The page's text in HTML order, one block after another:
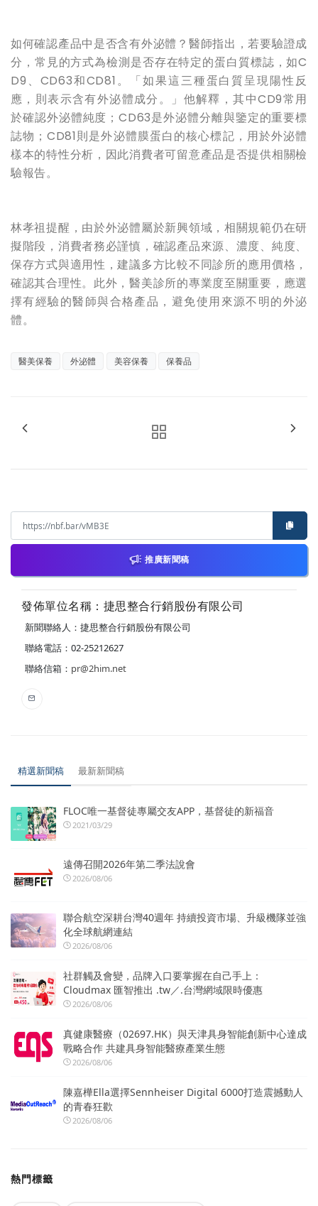
如何確認產品中是否含有外泌體？醫師指出，若要驗證成
分，常見的方式為檢測是否存在特定的蛋白質標誌，如C
D9、CD63和CD81。「如果這三種蛋白質呈現陽性反
應，則表示含有外泌體成分。」他解釋，其中CD9常用
於確認外泌體純度；CD63是外泌體分離與鑒定的重要標
誌物；CD81則是外泌體膜蛋白的核心標記，用於外泌體
樣本的特性分析，因此消費者可留意產品是否提供相關檢
驗報告。
林孝祖提醒，由於外泌體屬於新興領域，相關規範仍在研
擬階段，消費者務必謹慎，確認產品來源、濃度、純度、
保存方式與適用性，建議多方比較不同診所的應用價格，
確認其合理性。此外，醫美診所的專業度至關重要，應選
擇有經驗的醫師與合格產品，避免使用來源不明的外泌
體。
醫美保養 外泌體 美容保養 保養品
推廣新聞稿
發佈單位名稱：捷思整合行銷股份有限公司
新聞聯絡人：捷思整合行銷股份有限公司
聯絡電話：02-25212627
聯絡信箱： pr@2him.net
精選新聞稿 最新新聞稿
FLOC唯一基督徒專屬交友APP，基督徒的新福音
2021/03/29
遠傳召開2026年第二季法說會
2026/08/06
聯合航空深耕台灣40週年 持續投資市場、升級機隊並強
化全球航網連結
2026/08/06
社群觸及會變，品牌入口要掌握在自己手上：
Cloudmax 匯智推出 .tw／.台灣網域限時優惠
2026/08/06
真健康醫療（02697.HK）與天津具身智能創新中心達成
戰略合作 共建具身智能醫療產業生態
2026/08/06
陳嘉樺Ella選擇Sennheiser Digital 6000打造震撼動人
的青春狂歡
2026/08/06
熱門標籤